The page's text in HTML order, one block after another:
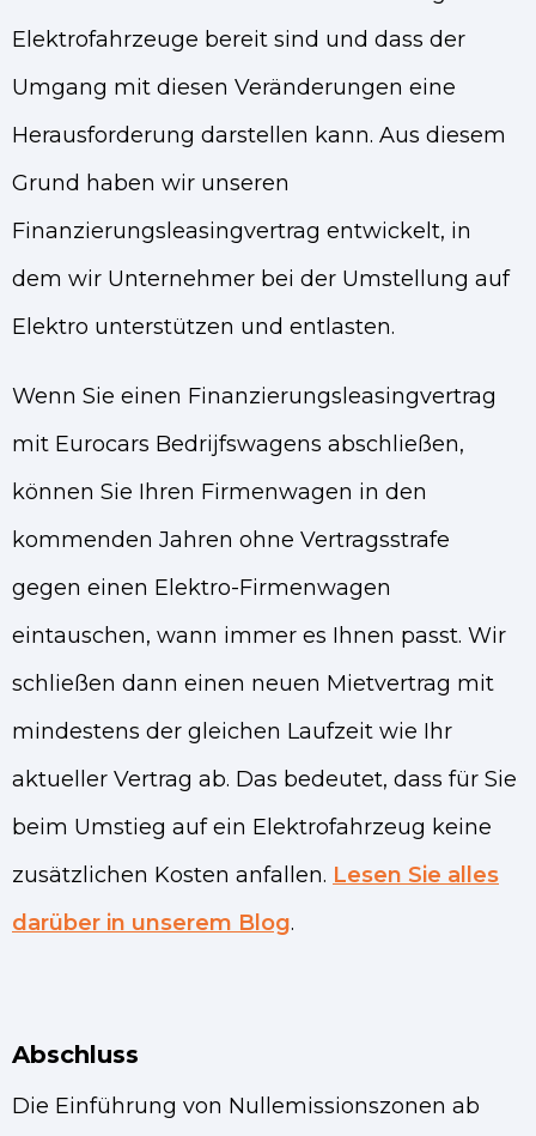
Elektrofahrzeuge bereit sind und dass der
Umgang mit diesen Veränderungen eine
Herausforderung darstellen kann. Aus diesem
Grund haben wir unseren
Finanzierungsleasingvertrag entwickelt, in
dem wir Unternehmer bei der Umstellung auf
Elektro unterstützen und entlasten.
Wenn Sie einen Finanzierungsleasingvertrag
mit Eurocars Bedrijfswagens abschließen,
können Sie Ihren Firmenwagen in den
kommenden Jahren ohne Vertragsstrafe
gegen einen Elektro-Firmenwagen
eintauschen, wann immer es Ihnen passt. Wir
schließen dann einen neuen Mietvertrag mit
mindestens der gleichen Laufzeit wie Ihr
aktueller Vertrag ab. Das bedeutet, dass für Sie
beim Umstieg auf ein Elektrofahrzeug keine
zusätzlichen Kosten anfallen. Lesen Sie alles
darüber in unserem Blog.
Abschluss
Die Einführung von Nullemissionszonen ab